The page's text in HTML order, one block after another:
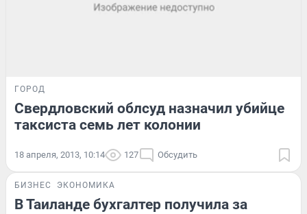
ГОРОД
Свердловский облсуд назначил убийце
таксиста семь лет колонии
18 апреля, 2013, 10:14 127 Обсудить
БИЗНЕС ЭКОНОМИКА
В Таиланде бухгалтер получила за